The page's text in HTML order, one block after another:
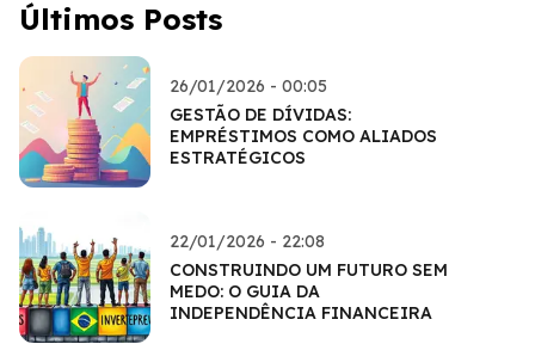
Últimos Posts
26/01/2026 - 00:05
GESTÃO DE DÍVIDAS:
EMPRÉSTIMOS COMO ALIADOS
ESTRATÉGICOS
22/01/2026 - 22:08
CONSTRUINDO UM FUTURO SEM
MEDO: O GUIA DA
INDEPENDÊNCIA FINANCEIRA